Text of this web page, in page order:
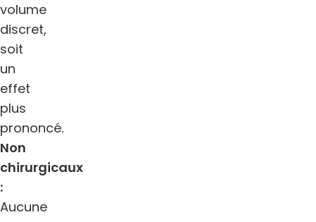
volume
discret,
soit
un
effet
plus
prononcé.
Non
chirurgicaux
:
Aucune